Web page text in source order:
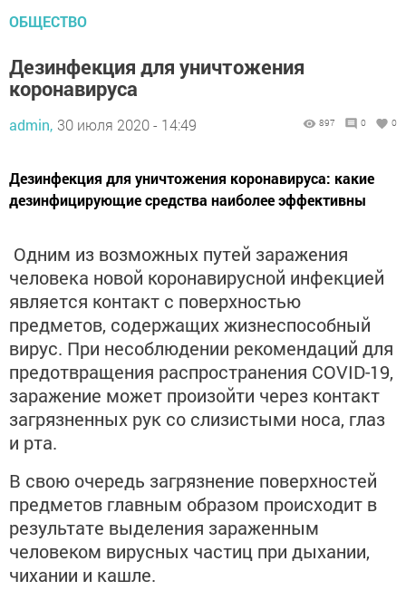
ОБЩЕСТВО
Дезинфекция для уничтожения
коронавируса
admin, 30 июля 2020 - 14:49 897 0 0
Дезинфекция для уничтожения коронавируса: какие
дезинфицирующие средства наиболее эффективны
Одним из возможных путей заражения
человека новой коронавирусной инфекцией
является контакт с поверхностью
предметов, содержащих жизнеспособный
вирус. При несоблюдении рекомендаций для
предотвращения распространения COVID-19,
заражение может произойти через контакт
загрязненных рук со слизистыми носа, глаз
и рта.
В свою очередь загрязнение поверхностей
предметов главным образом происходит в
результате выделения зараженным
человеком вирусных частиц при дыхании,
чихании и кашле.